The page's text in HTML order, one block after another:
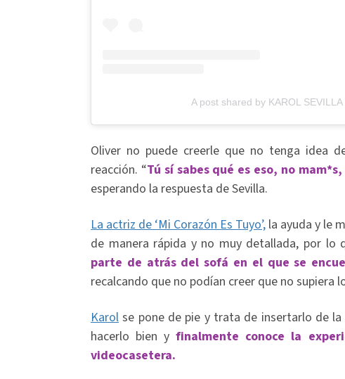
A post shared by KAROL
Oliver no puede creerle que no tenga idea
reacción. “Tú sí sabes qué es eso, no
esperando la respuesta de Sevilla.
La actriz de ‘Mi Corazón Es Tuyo’, la ayuda y le
de manera rápida y no muy detallada, por lo
parte de atrás del sofá en el que se
recalcando que no podían creer que no supiera
Karol se pone de pie y trata de insertarlo de
hacerlo bien y finalmente conoce la
videocasetera.